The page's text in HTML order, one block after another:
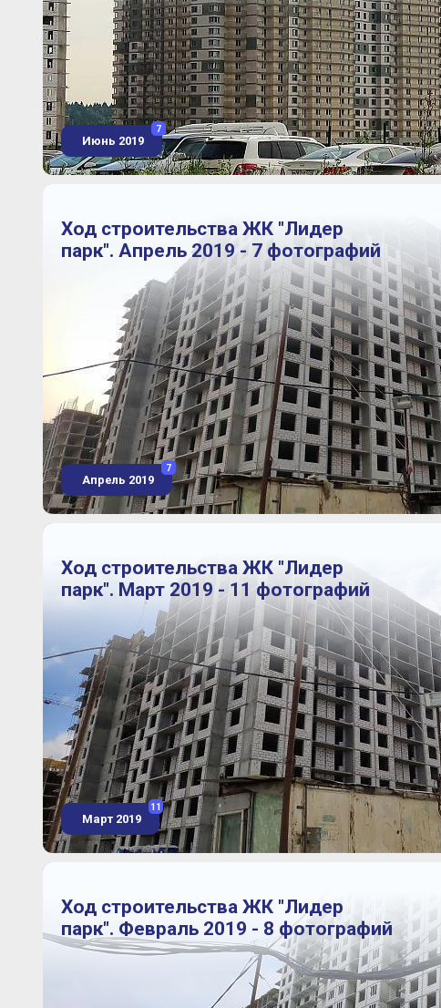
Июнь 2019
7
Ход строительства ЖК "Лидер
парк". Апрель 2019 - 7 фотографий
Апрель 2019
7
Ход строительства ЖК "Лидер
парк". Март 2019 - 11 фотографий
Март 2019
11
Ход строительства ЖК "Лидер
парк". Февраль 2019 - 8 фотографий